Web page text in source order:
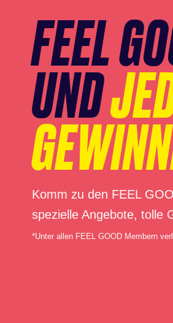
FEEL
UND
Komm zu den FEEL
spezielle Angebote, tolle
*Unter allen FEEL GOOD Membern